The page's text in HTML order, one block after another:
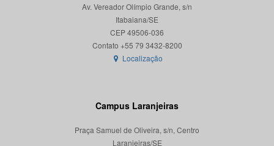
Av. Vereador Olímpio Grande, s/n
Itabaiana/SE
CEP 49506-036
Localização
Campus Laranjeiras
Praça Samuel de Oliveira, s/n, Centro
Laranjeiras/SE